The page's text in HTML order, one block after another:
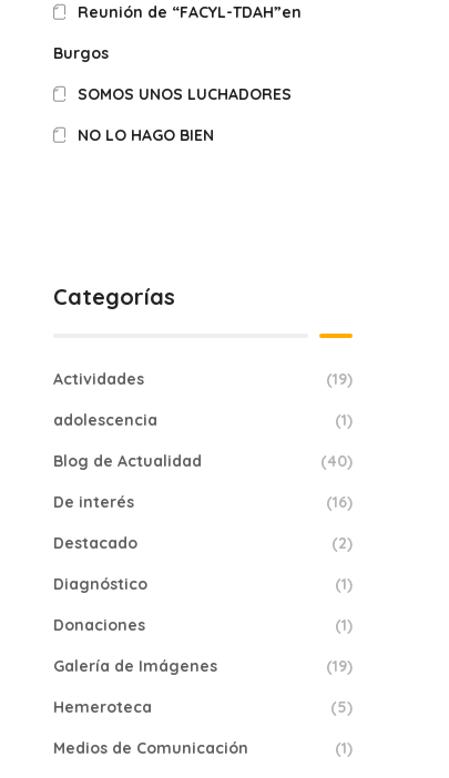
Reunión de “FACYL-TDAH”en
Burgos
SOMOS UNOS LUCHADORES
NO LO HAGO BIEN
Categorías
Actividades (19)
adolescencia (1)
Blog de Actualidad (40)
De interés (16)
Destacado (2)
Diagnóstico (1)
Donaciones (1)
Galería de Imágenes (19)
Hemeroteca (5)
Medios de Comunicación (1)